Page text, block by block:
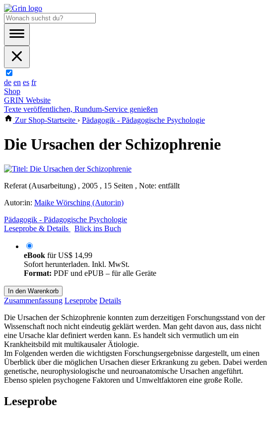
de en es fr
Shop
GRIN Website
Texte veröffentlichen, Rundum-Service genießen
Zur Shop-Startseite › Pädagogik - Pädagogische Psychologie
Die Ursachen der Schizophrenie
Referat (Ausarbeitung) , 2005 , 15 Seiten , Note: entfällt
Autor:in: Maike Wörsching (Autor:in)
Pädagogik - Pädagogische Psychologie
Leseprobe & Details
Blick ins Buch
eBook fürUS$ 14,99
Sofort herunterladen. Inkl. MwSt.
Format: PDF und ePUB – für alle Geräte
In den Warenkorb
Zusammenfassung Leseprobe Details
Die Ursachen der Schizophrenie konnten zum derzeitigen Forschungsstand von der
Wissenschaft noch nicht eindeutig geklärt werden. Man geht davon aus, dass nicht
eine Ursache klar definiert werden kann. Es handelt sich vermutlich um ein
Krankheitsbild mit multikausaler Ätiologie.
Im Folgenden werden die wichtigsten Forschungsergebnisse dargestellt, um einen
Überblick über die möglichen Ursachen dieser Erkrankung zu geben. Dabei werden
genetische, neurophysiologische und neuroanatomische Ursachen angeführt.
Ebenso spielen psychogene Faktoren und Umweltfaktoren eine große Rolle.
Leseprobe